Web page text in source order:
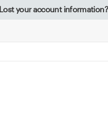
Lost your account information?